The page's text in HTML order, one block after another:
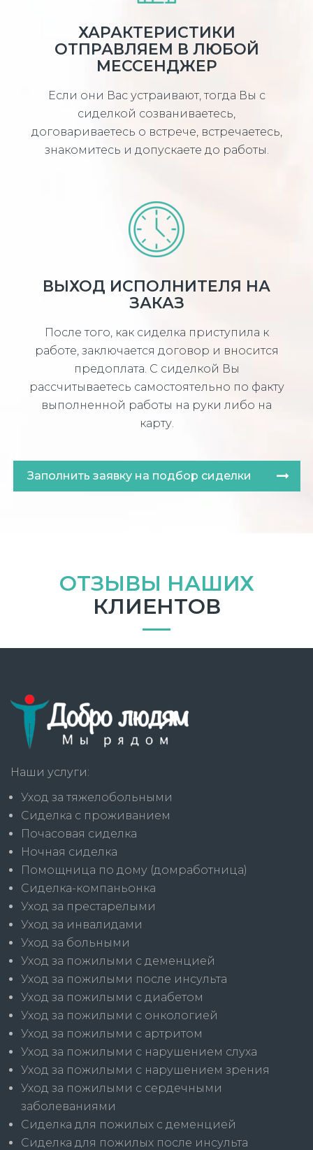
ХАРАКТЕРИСТИКИ
ОТПРАВЛЯЕМ В ЛЮБОЙ
МЕССЕНДЖЕР
Если они Вас устраивают, тогда Вы с
сиделкой созваниваетесь,
договариваетесь о встрече, встречаетесь,
знакомитесь и допускаете до работы.
ВЫХОД ИСПОЛНИТЕЛЯ НА
ЗАКАЗ
После того, как сиделка приступила к
работе, заключается договор и вносится
предоплата. С сиделкой Вы
рассчитываетесь самостоятельно по факту
выполненной работы на руки либо на
карту.
Заполнить заявку на подбор сиделки
ОТЗЫВЫ НАШИХ
КЛИЕНТОВ
Наши услуги:
Уход за тяжелобольными
Сиделка с проживанием
Почасовая сиделка
Ночная сиделка
Помощница по дому (домработница)
Сиделка-компаньонка
Уход за престарелыми
Уход за инвалидами
Уход за больными
Уход за пожилыми с деменцией
Уход за пожилыми после инсульта
Уход за пожилыми с диабетом
Уход за пожилыми с онкологией
Уход за пожилыми с артритом
Уход за пожилыми с нарушением слуха
Уход за пожилыми с нарушением зрения
Уход за пожилыми с сердечными
заболеваниями
Сиделка для пожилых с деменцией
Сиделка для пожилых после инсульта